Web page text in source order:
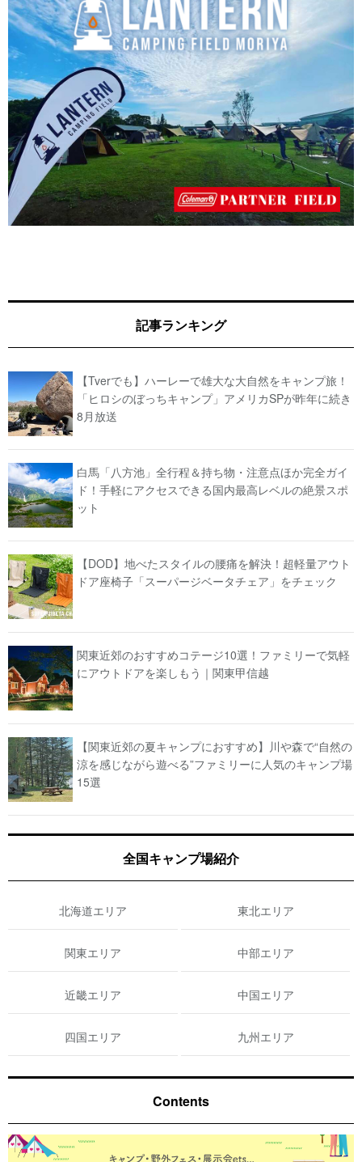
記事ランキング
【Tverでも】ハーレーで雄大な大自然をキャンプ旅！
「ヒロシのぼっちキャンプ」アメリカSPが昨年に続き
8月放送
白馬「八方池」全行程＆持ち物・注意点ほか完全ガイ
ド！手軽にアクセスできる国内最高レベルの絶景スポ
ット
【DOD】地べたスタイルの腰痛を解決！超軽量アウト
ドア座椅子「スーパージベータチェア」をチェック
関東近郊のおすすめコテージ10選！ファミリーで気軽
にアウトドアを楽しもう｜関東甲信越
【関東近郊の夏キャンプにおすすめ】川や森で“自然の
涼を感じながら遊べる”ファミリーに人気のキャンプ場
15選
全国キャンプ場紹介
北海道エリア 東北エリア
関東エリア 中部エリア
近畿エリア 中国エリア
四国エリア 九州エリア
Contents